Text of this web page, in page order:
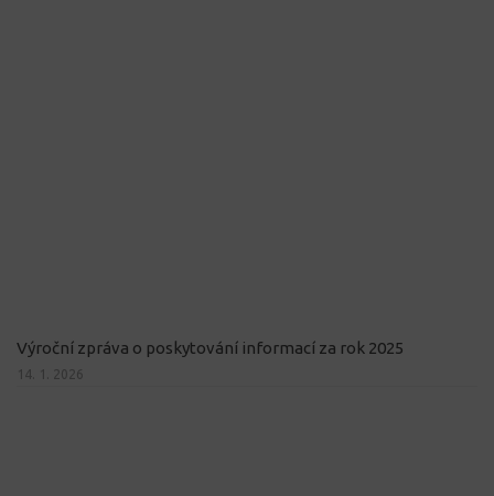
Výroční zpráva o poskytování informací za rok 2025
14. 1. 2026